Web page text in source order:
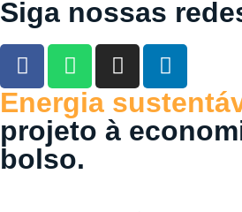
Siga nossas
Energia
projeto à
bolso.